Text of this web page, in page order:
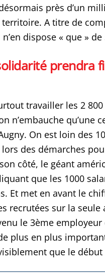
près d’un
A titre de
dispose « que » de
prendra
travailler les 2
n’embauche qu’une
On est loin des
des démarches
côté, le géant
que les 1000
Et met en avant le
recrutées sur la seule
le 3ème employeur
plus en plus
que le début